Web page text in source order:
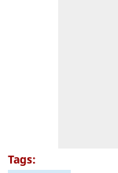
Tags: